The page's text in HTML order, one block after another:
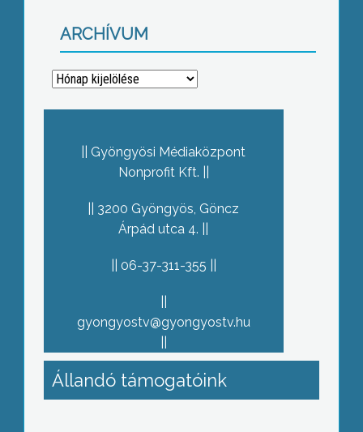
ARCHÍVUM
Archívum
Gyöngyösi Médiaközpont
Nonprofit Kft.
3200 Gyöngyös, Göncz
Árpád utca 4.
06-37-311-355
gyongyostv@gyongyostv.hu
Állandó támogatóink